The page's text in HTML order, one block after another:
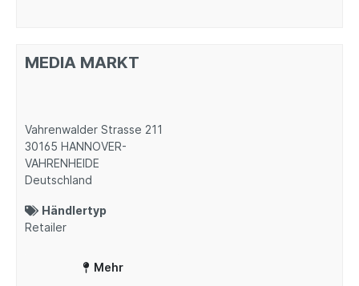
MEDIA MARKT
Vahrenwalder Strasse 211
30165 HANNOVER-
VAHRENHEIDE
Deutschland
Händlertyp
Retailer
Mehr